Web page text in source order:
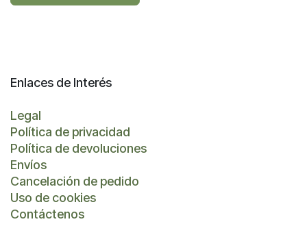
Enlaces de Interés
Legal
Política de privacidad
Política de devoluciones
Envíos
Cancelación de pedido
Uso de cookies
Contáctenos